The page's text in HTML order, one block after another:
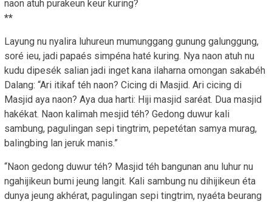
naon atuh purakeun keur kuring?
**
Layung nu nyalira luhureun mumunggang gunung galunggung,
soré ieu, jadi papaés simpéna haté kuring. Nya naon atuh nu
kudu dipesék salian jadi inget kana ilaharna omongan sakabéh
Dalang: “Ari itikaf téh naon? Cicing di Masjid. Ari cicing di
Masjid aya naon? Aya dua harti: Hiji masjid saréat. Dua masjid
hakékat. Naon kalimah mesjid téh? Gedong duwur kali
sambung, pagulingan sepi tingtrim, pepetétan samya murag,
balingbing lan jeruk manis.”
“Naon gedong duwur téh? Masjid téh bangunan anu luhur nu
ngahijikeun bumi jeung langit. Kali sambung nu dihijikeun éta
dunya jeung akhérat, pagulingan sepi tingtrim, nyaéta beurang